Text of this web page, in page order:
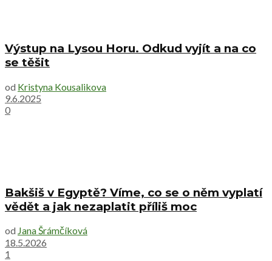
Výstup na Lysou Horu. Odkud vyjít a na co
se těšit
od Kristyna Kousalikova
9.6.2025
0
Bakšiš v Egyptě? Víme, co se o něm vyplatí
vědět a jak nezaplatit příliš moc
od Jana Šrámčíková
18.5.2026
1